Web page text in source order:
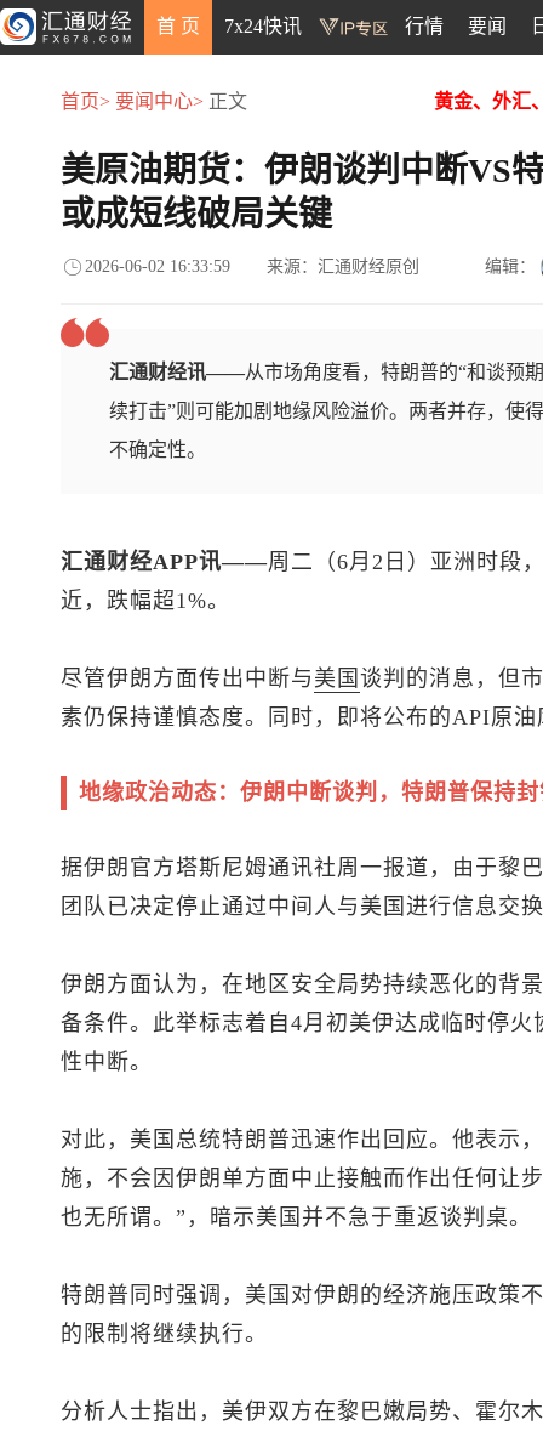
首 页 7x24快讯 行情 要闻
首页> 要闻中心> 正文 黄金、外汇
美原油期货：伊朗谈判中断VS
或成短线破局关键
2026-06-02 16:33:59 来源：汇通财经原创 编辑：
汇通财经讯——从市场角度看，特朗普的“和谈预
续打击”则可能加剧地缘风险溢价。两者并存，使
不确定性。
汇通财经APP讯——周二（6月2日）亚洲时段
近，跌幅超1%。
尽管伊朗方面传出中断与 美国 谈判的消息，但
素仍保持谨慎态度。同时，即将公布的API原
地缘政治动态：伊朗中断谈判，特朗普保持
据伊朗官方塔斯尼姆通讯社周一报道，由于黎
团队已决定停止通过中间人与美国进行信息交
伊朗方面认为，在地区安全局势持续恶化的背
备条件。此举标志着自4月初美伊达成临时停
性中断。
对此，美国总统特朗普迅速作出回应。他表示
施，不会因伊朗单方面中止接触而作出任何让
也无所谓。”，暗示美国并不急于重返谈判桌。
特朗普同时强调，美国对伊朗的经济施压政策
的限制将继续执行。
分析人士指出，美伊双方在黎巴嫩局势、霍尔